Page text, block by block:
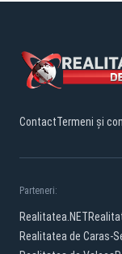
ContactTermeni și
Parteneri:
Realitatea.NET
Realitatea de Caras-